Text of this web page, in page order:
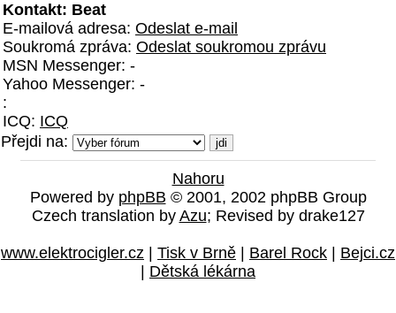
Kontakt: Beat
E-mailová adresa: Odeslat e-mail
Soukromá zpráva: Odeslat soukromou zprávu
MSN Messenger: -
Yahoo Messenger: -
:
ICQ: ICQ
Přejdi na:
Nahoru
Powered by phpBB © 2001, 2002 phpBB Group
Czech translation by Azu; Revised by drake127
www.elektrocigler.cz Tisk v Brně Barel Rock
Bejci.cz
Dětská lékárna